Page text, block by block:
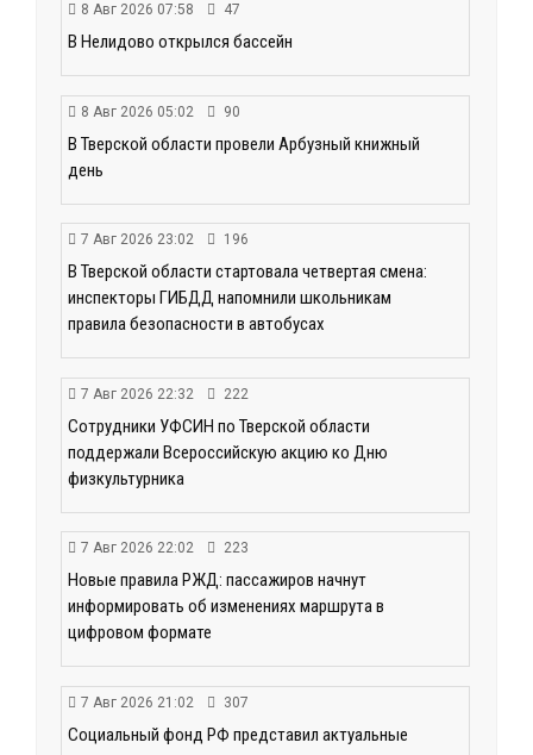
8 Авг 2026 07:58 47
В Нелидово открылся бассейн
8 Авг 2026 05:02 90
В Тверской области провели Арбузный книжный
день
7 Авг 2026 23:02 196
В Тверской области стартовала четвертая смена:
инспекторы ГИБДД напомнили школьникам
правила безопасности в автобусах
7 Авг 2026 22:32 222
Сотрудники УФСИН по Тверской области
поддержали Всероссийскую акцию ко Дню
физкультурника
7 Авг 2026 22:02 223
Новые правила РЖД: пассажиров начнут
информировать об изменениях маршрута в
цифровом формате
7 Авг 2026 21:02 307
Социальный фонд РФ представил актуальные